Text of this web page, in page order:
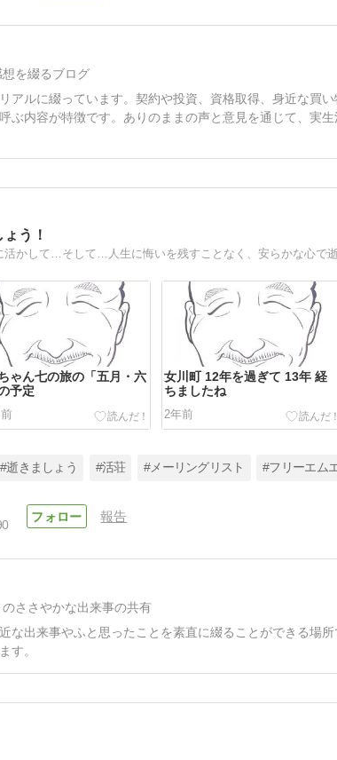
を綴るブログ
アルに綴っています。契約や投資、資格取得、身近な買
ぶ内容が特徴です。ありのままの声と意見を通じて、実
う！
かして…そして…人生に悔いを残すことなく、安らかな心で逝
ゃん七の旅の「五月・六
予定
女川町 12年を過ぎて 13年 経
ちましたね
2年前
#逝きましょう #活荘 #メーリングリスト #フリーエム
報告
ささやかな出来事の共有
な出来事やふと思ったことを素直に綴ることができる場所
す。